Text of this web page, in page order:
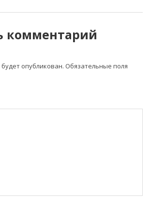
комментарий
опубликован. Обязательные поля